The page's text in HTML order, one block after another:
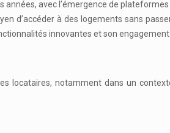
avec l’émergence de
d’accéder à des logements sans
innovantes et son
locataires, notamment dans un